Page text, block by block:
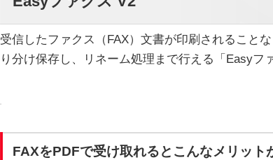
受信したファクス（FAX）文書が印刷されること
り分け保存し、リネーム処理まで行える「Easyフ
FAXをPDFで受け取れるとこんなメリット